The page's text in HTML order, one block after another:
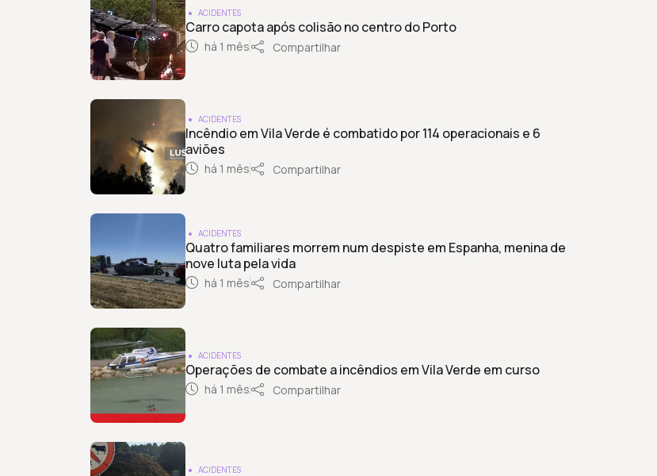
ACIDENTES
Carro capota após colisão no centro do Porto
há 1 mês Compartilhar
ACIDENTES
Incêndio em Vila Verde é combatido por 114 operacionais e 6
aviões
há 1 mês Compartilhar
ACIDENTES
Quatro familiares morrem num despiste em Espanha, menina de
nove luta pela vida
há 1 mês Compartilhar
ACIDENTES
Operações de combate a incêndios em Vila Verde em curso
há 1 mês Compartilhar
ACIDENTES